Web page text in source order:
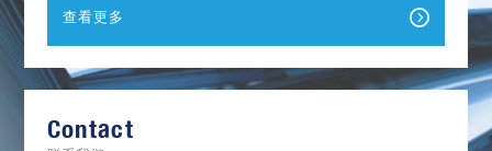
查看更多
Contact